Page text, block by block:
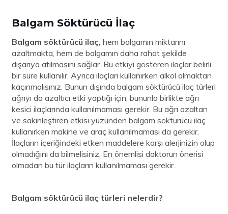
Balgam Söktürücü İlaç
Balgam söktürücü ilaç, hem balgamın miktarını
azaltmakta, hem de balgamın daha rahat şekilde
dışarıya atılmasını sağlar. Bu etkiyi gösteren ilaçlar belirli
bir süre kullanılır. Ayrıca ilaçları kullanırken alkol almaktan
kaçınmalısınız. Bunun dışında balgam söktürücü ilaç türleri
ağrıyı da azaltıcı etki yaptığı için, bununla birlikte ağrı
kesici ilaçlarında kullanılmaması gerekir. Bu ağrı azaltan
ve sakinleştiren etkisi yüzünden balgam söktürücü ilaç
kullanırken makine ve araç kullanılmaması da gerekir.
İlaçların içeriğindeki etken maddelere karşı alerjinizin olup
olmadığını da bilmelisiniz. En önemlisi doktorun önerisi
olmadan bu tür ilaçların kullanılmaması gerekir.
Balgam söktürücü ilaç türleri nelerdir?